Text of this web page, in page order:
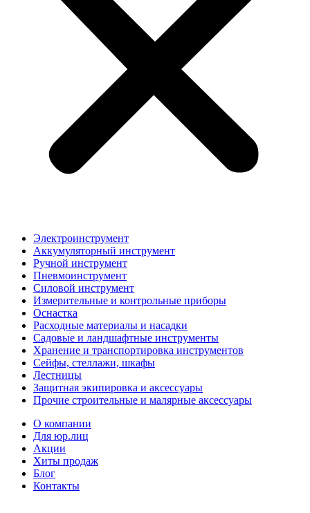
Электроинструмент
Аккумуляторный инструмент
Ручной инструмент
Пневмоинструмент
Силовой инструмент
Измерительные и контрольные приборы
Оснастка
Расходные материалы и насадки
Садовые и ландшафтные инструменты
Хранение и транспортировка инструментов
Сейфы, стеллажи, шкафы
Лестницы
Защитная экипировка и аксессуары
Прочие строительные и малярные аксессуары
О компании
Для юр.лиц
Акции
Хиты продаж
Блог
Контакты